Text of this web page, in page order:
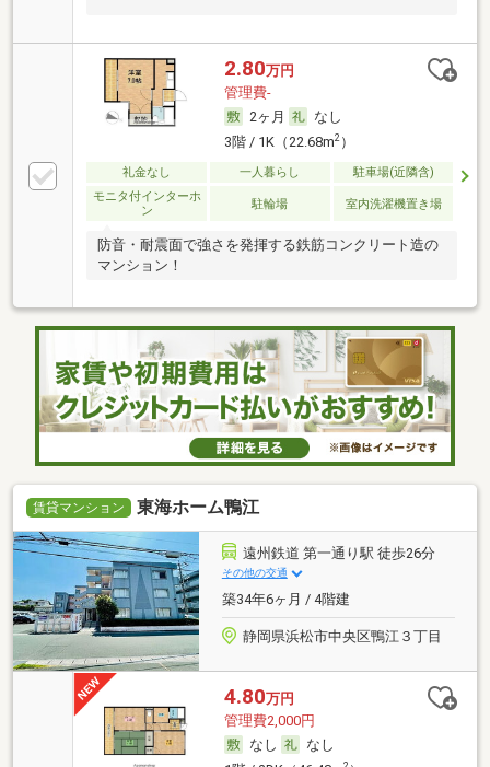
2.80万円
管理費-
2ヶ月
なし
3階 / 1K（22.68m2）
礼金なし 一人暮らし
駐車場(近隣含)
モニタ付インターホ
ン
駐輪場 室内洗濯機置き場
防音・耐震面で強さを発揮する鉄筋コンクリート造の
マンション！
賃貸マンション 東海ホーム鴨江
遠州鉄道 第一通り駅 徒歩26分
その他の交通
築34年6ヶ月 / 4階建
静岡県浜松市中央区鴨江３丁目
4.80万円
管理費2,000円
なし
なし